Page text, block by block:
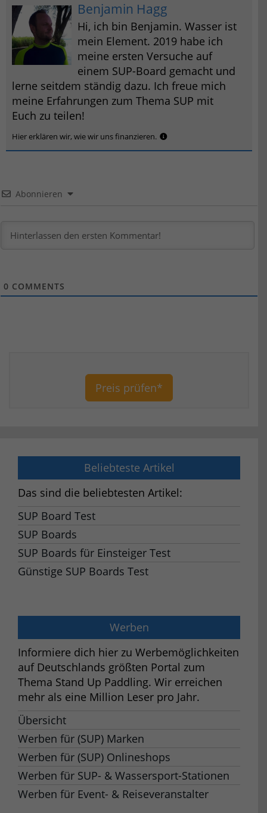
Benjamin Hagg
Hi, ich bin Benjamin. Wasser ist
mein Element. 2019 habe ich
meine ersten Versuche auf
einem SUP-Board gemacht und
lerne seitdem ständig dazu. Ich freue mich
meine Erfahrungen zum Thema SUP mit
Euch zu teilen!
Hier erklären wir, wie wir uns finanzieren.
Abonnieren
0 COMMENTS
Preis prüfen*
Beliebteste Artikel
Das sind die beliebtesten Artikel:
SUP Board Test
SUP Boards
SUP Boards für Einsteiger Test
Günstige SUP Boards Test
Werben
Informiere dich hier zu Werbemöglichkeiten
auf Deutschlands größten Portal zum
Thema Stand Up Paddling. Wir erreichen
mehr als eine Million Leser pro Jahr.
Übersicht
Werben für (SUP) Marken
Werben für (SUP) Onlineshops
Werben für SUP- & Wassersport-Stationen
Werben für Event- & Reiseveranstalter